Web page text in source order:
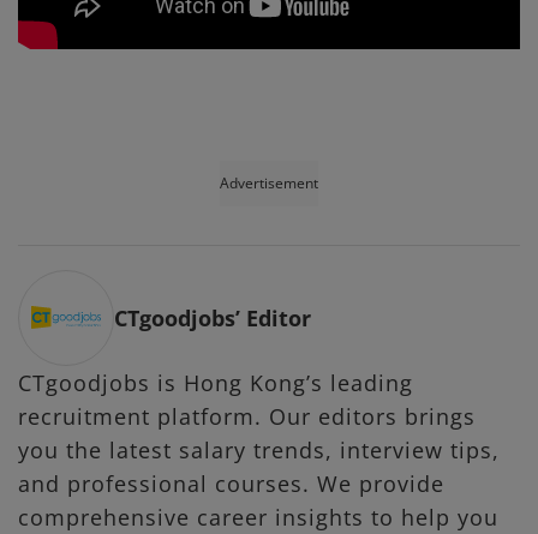
Advertisement
CTgoodjobs’ Editor
CTgoodjobs is Hong Kong’s leading
recruitment platform. Our editors brings
you the latest salary trends, interview tips,
and professional courses. We provide
comprehensive career insights to help you